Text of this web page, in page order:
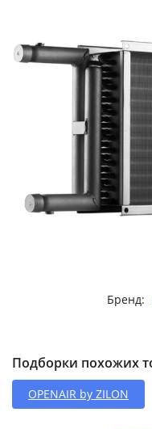
Бренд:
Подборки похожих
OPENAIR by ZILON